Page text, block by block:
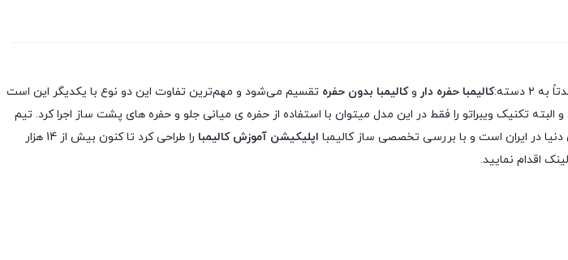
دسته: کالیمبا حفره دار وکالیمبا بدون حفره تقسیم می‌شود و مهم‌ترین تفاوت این دو نوع با یکدیگر این است
تکنیک ویبراتو را فقط در این مدل میتوان با استفاده از حفره ی میانی جلو و حفره های پشت ساز اجرا کرد. تیم
اپلیکیشن آموزش کالیمبا
را طراحی کرد تا کنون بیش از 14 هزار
اقدام نمایید.